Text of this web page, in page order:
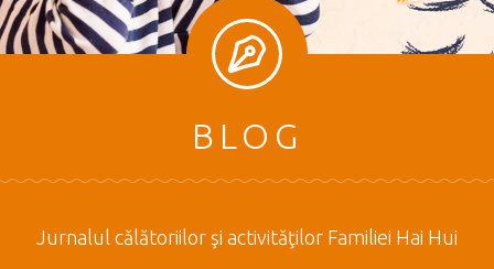
BLOG
Jurnalul călătoriilor şi activităţilor Familiei Hai Hui